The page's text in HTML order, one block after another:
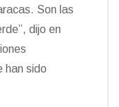
Son las
dijo en
han sido